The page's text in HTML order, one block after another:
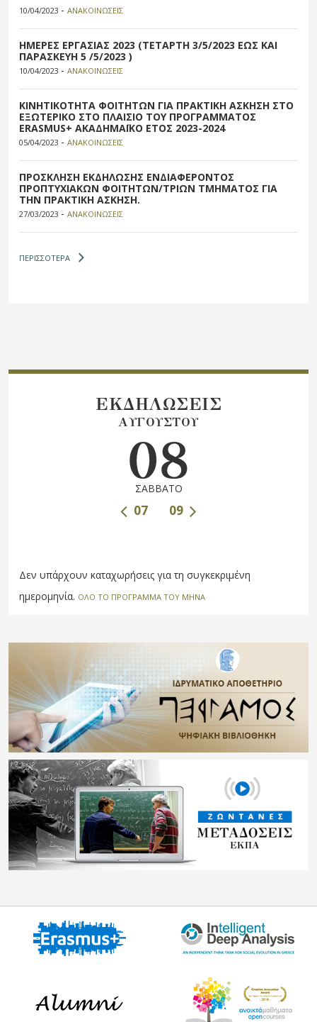
10/04/2023 - ΑΝΑΚΟΙΝΩΣΕΙΣ
ΗΜΕΡΕΣ ΕΡΓΑΣΙΑΣ 2023 (ΤΕΤΑΡΤΗ 3/5/2023 ΕΩΣ ΚΑΙ
ΠΑΡΑΣΚΕΥΗ 5 /5/2023 )
10/04/2023 - ΑΝΑΚΟΙΝΩΣΕΙΣ
ΚΙΝΗΤΙΚΟΤΗΤΑ ΦΟΙΤΗΤΩΝ ΓΙΑ ΠΡΑΚΤΙΚΗ ΑΣΚΗΣΗ ΣΤΟ
ΕΞΩΤΕΡΙΚΟ ΣΤΟ ΠΛΑΙΣΙΟ ΤΟΥ ΠΡΟΓΡΑΜΜΑΤΟΣ
ERASMUS+ ΑΚΑΔΗΜΑΪΚΟ ΕΤΟΣ 2023-2024
05/04/2023 - ΑΝΑΚΟΙΝΩΣΕΙΣ
ΠΡΟΣΚΛΗΣΗ ΕΚΔΗΛΩΣΗΣ ΕΝΔΙΑΦΕΡΟΝΤΟΣ
ΠΡΟΠΤΥΧΙΑΚΩΝ ΦΟΙΤΗΤΩΝ/ΤΡΙΩΝ ΤΜΗΜΑΤΟΣ ΓΙΑ
ΤΗΝ ΠΡΑΚΤΙΚΗ ΑΣΚΗΣΗ.
27/03/2023 - ΑΝΑΚΟΙΝΩΣΕΙΣ
ΠΕΡΙΣΣΟΤΕΡΑ
ΕΚΔΗΛΩΣΕΙΣ
ΑΥΓΟΥΣΤΟΥ
08
ΣΑΒΒΑΤΟ
09
07
Δεν υπάρχουν καταχωρήσεις για τη συγκεκριμένη
ημερομηνία. ΟΛΟ ΤΟ ΠΡΟΓΡΑΜΜΑ ΤΟΥ ΜΗΝΑ